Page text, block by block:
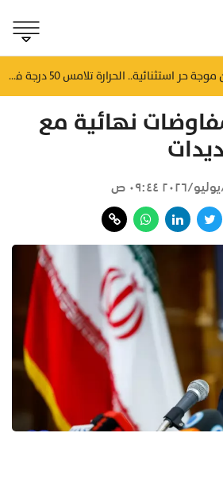
تحذير من موجة حر استثنائية.. الحرارة تلامس 50 درجة في بعض مناطق سلطنة عُمان
نهائية مع